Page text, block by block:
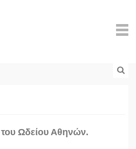
Ωδείου Αθηνών.